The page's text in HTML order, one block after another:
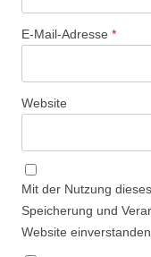
E-Mail-Adresse *
Website
Mit der Nutzung
Speicherung und
Website einverstanden.